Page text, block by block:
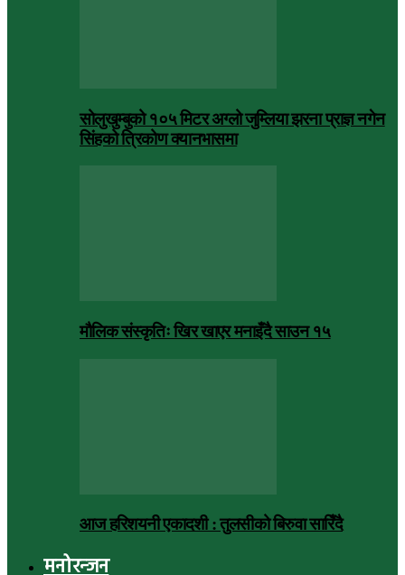
सोलुखुम्बुको १०५ मिटर अग्लो जुम्लिया झरना प्राज्ञ नगेन
सिंहको त्रिकोण क्यानभासमा
मौलिक संस्कृतिः खिर खाएर मनाइँदै साउन १५
आज हरिशयनी एकादशी : तुलसीको बिरुवा सारिँदै
मनोरन्जन